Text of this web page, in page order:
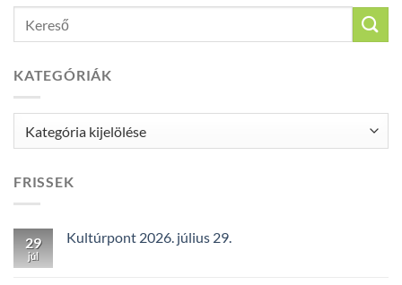
KATEGÓRIÁK
FRISSEK
29
júl
Kultúrpont 2026. július 29.